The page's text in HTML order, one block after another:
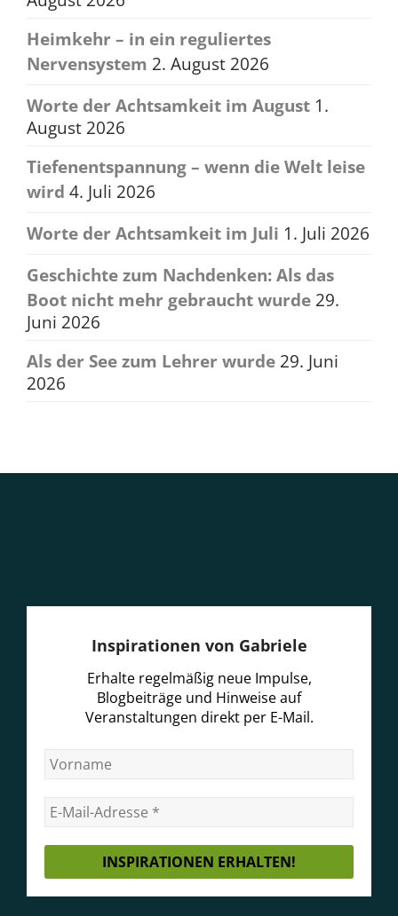
Heimkehr – in ein reguliertes
Nervensystem 2. August 2026
Worte der Achtsamkeit im August 1.
August 2026
Tiefenentspannung – wenn die Welt leise
wird 4. Juli 2026
Worte der Achtsamkeit im Juli 1. Juli 2026
Geschichte zum Nachdenken: Als das
Boot nicht mehr gebraucht wurde 29.
Juni 2026
Als der See zum Lehrer wurde 29. Juni
2026
Inspirationen von Gabriele
Erhalte regelmäßig neue Impulse,
Blogbeiträge und Hinweise auf
Veranstaltungen direkt per E-Mail.